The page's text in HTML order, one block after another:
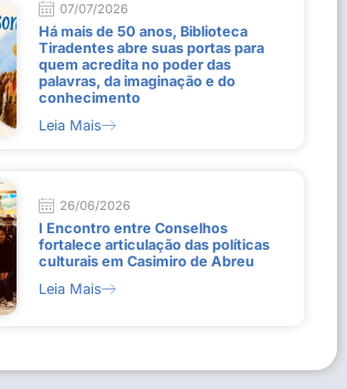
07/07/2026
Há mais de 50 anos, Biblioteca
Tiradentes abre suas portas para
quem acredita no poder das
palavras, da imaginação e do
conhecimento
Leia Mais
26/06/2026
I Encontro entre Conselhos
fortalece articulação das políticas
culturais em Casimiro de Abreu
Leia Mais